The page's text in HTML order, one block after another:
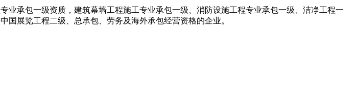
承包一级资质，建筑幕墙工程施工专业承包一级、消防设施工程专业承包一级、洁净工程一
展览工程二级、总承包、劳务及海外承包经营资格的企业。